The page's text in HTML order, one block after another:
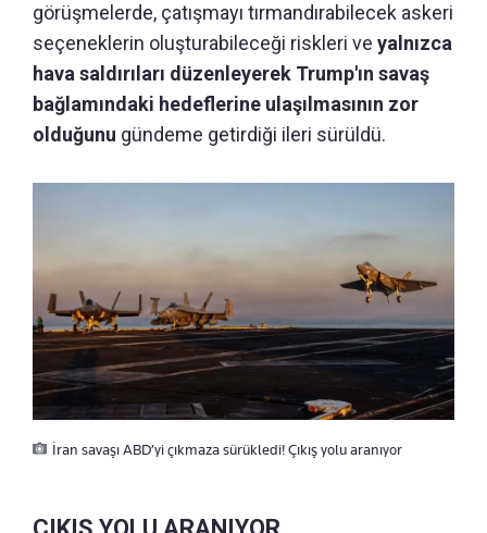
görüşmelerde, çatışmayı tırmandırabilecek askeri
seçeneklerin oluşturabileceği riskleri ve yalnızca
hava saldırıları düzenleyerek Trump'ın savaş
bağlamındaki hedeflerine ulaşılmasının zor
olduğunu gündeme getirdiği ileri sürüldü.
İran savaşı ABD’yi çıkmaza sürükledi! Çıkış yolu aranıyor